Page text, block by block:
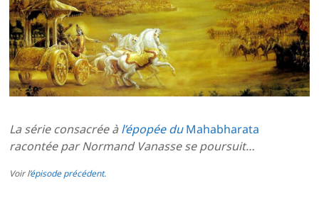
La série consacrée àl’épopée duMahabharata
racontée par Normand Vanasse se poursuit…
Voir l’épisode précédent.